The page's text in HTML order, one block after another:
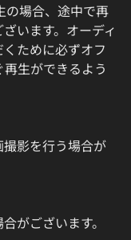
の場合、途中で再
います。オーディ
ために必ずオフ
生ができるよう
影を行う場合が
がございます。